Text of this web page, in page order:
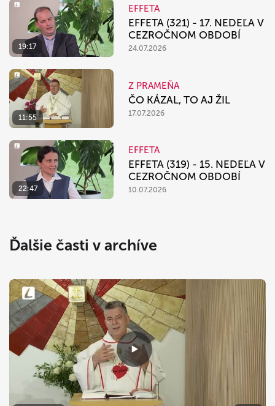
19:17
EFFETA
EFFETA (321) - 17. NEDEĽA V
CEZROČNOM OBDOBÍ
24.07.2026
11:55
Z PRAMEŇA
ČO KÁZAL, TO AJ ŽIL
17.07.2026
22:47
EFFETA
EFFETA (319) - 15. NEDEĽA V
CEZROČNOM OBDOBÍ
10.07.2026
Ďalšie časti v archíve